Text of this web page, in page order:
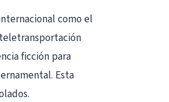
como el
ficción para
Esta